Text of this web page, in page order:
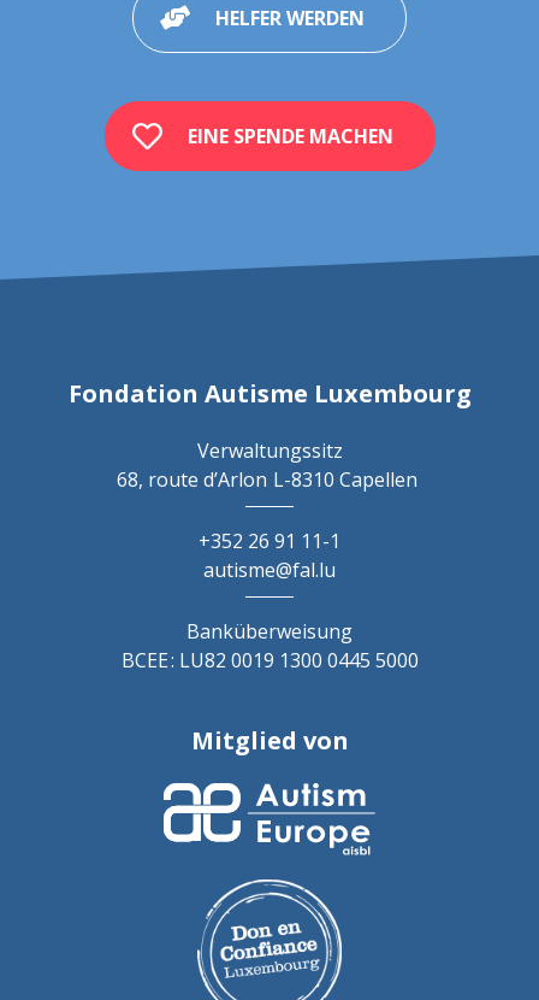
HELFER WERDEN
EINE SPENDE MACHEN
Fondation Autisme Luxembourg
Verwaltungssitz
68, route d’Arlon L-8310 Capellen
+352 26 91 11-1
autisme@fal.lu
Banküberweisung
BCEE : LU82 0019 1300 0445 5000
Mitglied von